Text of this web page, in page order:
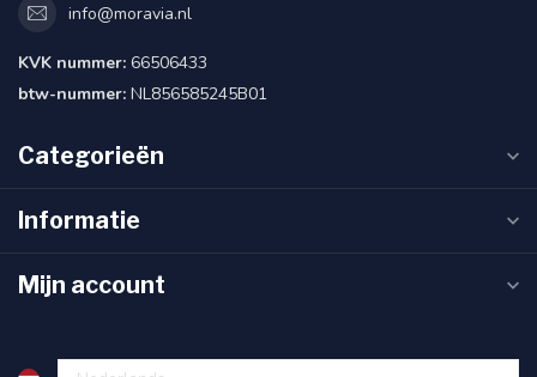
info@moravia.nl
KVK nummer: 66506433
btw-nummer: NL856585245B01
Categorieën
Informatie
Mijn account